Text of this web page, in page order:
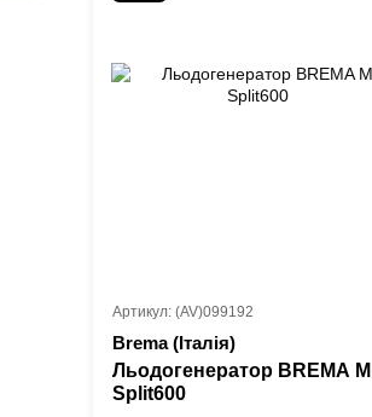
Артикул: (AV)099192
Brema (Італія)
Льодогенератор BREMA M
Split600